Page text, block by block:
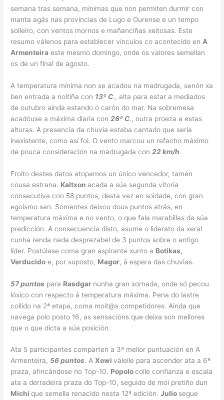
semana tras semana, mínimas que non permiten durmir con
manta agás nas provincias de Lugo e Ourense e un tempo
solleiro, con ventos mornos e mañanciñas xeitosas. Este
resumo válenos para establecer vínculos co acontecido en A
Armenteira este mesmo domingo, onde os valores semellan
os de un final de agosto.
A temperatura mínima non se acadou na madrugada, senón xa
ben entrada a noitiña con 13º C., alta para estar a mediados
de outubro ainda estando ó carón do mar. Na sobremesa
acadóuse a máxima diaria con26º C., outra proeza a estas
alturas. A presencia da chuvia estaba cantado que sería
inexistente, como así foi. O vento marcou un refacho máximo
de pouca consideración na madrugada con22 km/h.
Froito destes datos atopamos un único vencedor, tamén
cousa estrana. Kaltxonacada a súa segunda vitoria
consecutiva con 58 puntos, desta vez en soidade, con gran
egoismo san. Somentes deixou dous puntos atrás, en
temperatura máxima e no vento, o que fala marabillas da súa
predicción. A consecuencia disto, asume o liderato da xeral
cunha renda nada desprezabel de 3 puntos sobre o antigo
líder. Postúlase coma gran aspirante xunto a Botikas,
Verducido e, por suposto, Magor, á espera das chuvias.
57 puntos para Rasdgar nunha gran xornada, onde só pecou
lóxico con respecto á temperatura máxima. Pena do lastre
collido na 2ª etapa, coma moit@s competidores. Ainda que
navega polo posto 16, as sensacións que deixa son mellores
que o que dicta a súa posición.
Ata 5 participantes comparten a 3ª mellor puntuación en A
Armenteira,56 puntos. AXowiválelle para ascender ata a 6ª
praza, afincándose no Top-10. Popolocolle confianza e escala
ata a derradeira praza do Top-10, seguido de moi pretiño dun
Michique semella renacido nesta 12ª edición.Julio segue